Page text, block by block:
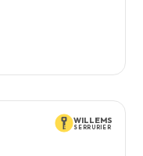
WILLEMS
SERRURIER